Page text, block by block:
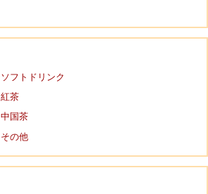
ソフトドリンク
紅茶
中国茶
その他